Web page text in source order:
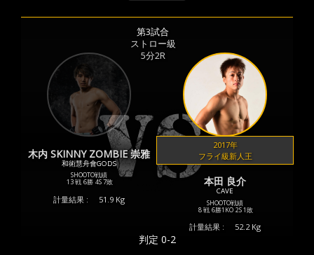
第3試合
ストロー級
5分2R
木内 SKINNY ZOMBIE 崇雅
和術慧舟會GODS
SHOOTO戦績
13 戦 6勝 4S 7敗
計量結果 : 51.9 Kg
2017年
フライ級新人王
本田 良介
CAVE
SHOOTO戦績
8 戦 6勝1KO 2S 1敗
計量結果 : 52.2 Kg
判定 0-2